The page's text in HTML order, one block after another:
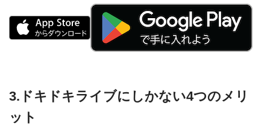
3.ドキドキライブにしかない4つのメリ
ット